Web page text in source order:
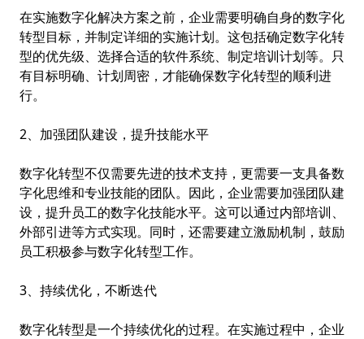
在实施数字化解决方案之前，企业需要明确自身的数字化
转型目标，并制定详细的实施计划。这包括确定数字化转
型的优先级、选择合适的软件系统、制定培训计划等。只
有目标明确、计划周密，才能确保数字化转型的顺利进
行。
2、加强团队建设，提升技能水平
数字化转型不仅需要先进的技术支持，更需要一支具备数
字化思维和专业技能的团队。因此，企业需要加强团队建
设，提升员工的数字化技能水平。这可以通过内部培训、
外部引进等方式实现。同时，还需要建立激励机制，鼓励
员工积极参与数字化转型工作。
3、持续优化，不断迭代
数字化转型是一个持续优化的过程。在实施过程中，企业